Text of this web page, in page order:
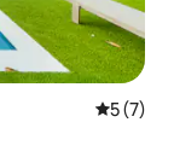
5 de
5 (7)